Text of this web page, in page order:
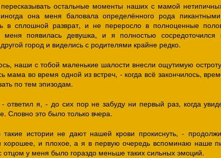
остальные моменты наших с мамой
она меня баловала определённого рода
в сплошной разврат, и не переросло в полноценные
появилась девушка, и я полностью
город и виделись с родителями крайне редко.
наши с тобой маленькие шалости внесли ощутимую
мама во время одной из встреч, - когда всё закончилось,
по тем эпизодам.
ответил я, - до сих пор не забуду ни первый раз, когда
Словно это было только вчера.
истории не дают нашей крови прокиснуть, -
хорошее, и плохое, а я в первую очередь вспоминаю наше
отцом у меня было гораздо меньше таких сильных эмоций.